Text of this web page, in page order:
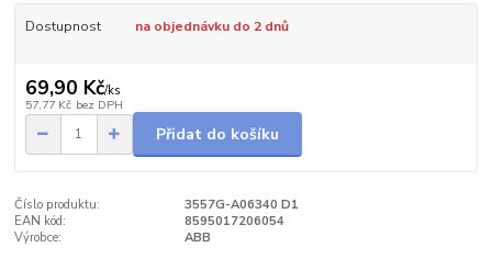
Dostupnost na objednávku do 2 dnů
69,90 Kč/ks
57,77 Kč bez DPH
Přidat do košíku
Číslo produktu:
3557G-A06340 D1
EAN kód:
8595017206054
Výrobce:
ABB